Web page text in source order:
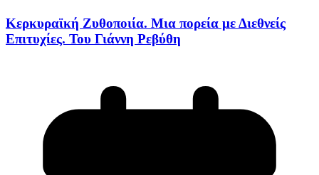
Κερκυραϊκή Ζυθοποιία. Μια πορεία με Διεθνείς
Επιτυχίες. Του Γιάννη Ρεβύθη